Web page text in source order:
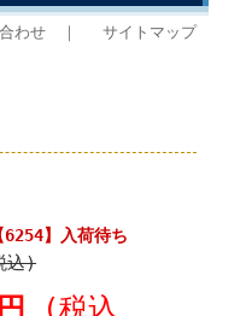
わせ ｜ サイトマップ
】入荷待ち
込)
(税込